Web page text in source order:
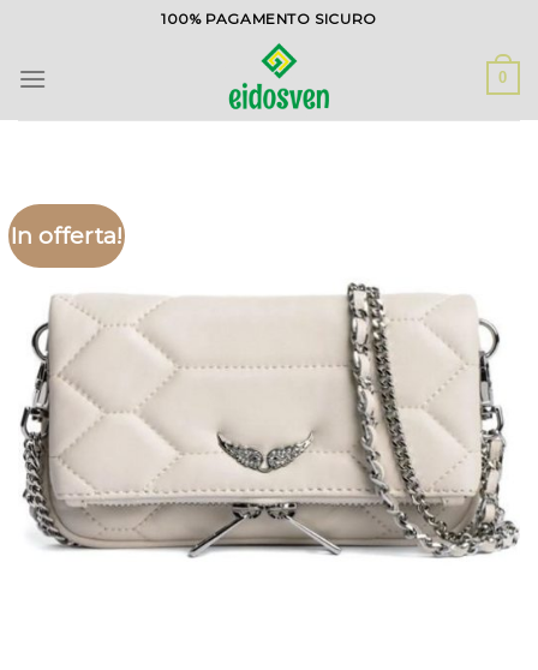
contenuti
100% PAGAMENTO SICURO
0
In offerta!